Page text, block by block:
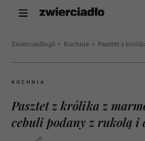
Zwierciadlo.pl > Kuchnia > Pasztet z
KUCHNIA
Pasztet z królika z
cebuli podany z rukolą i